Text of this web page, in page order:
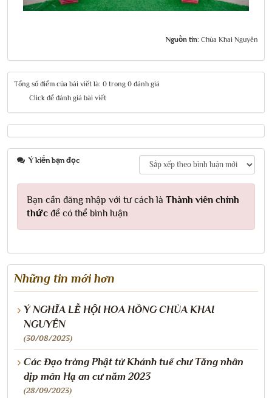
Nguồn tin: Chùa Khai Nguyên
Tổng số điểm của bài viết là: 0 trong 0 đánh giá
Click để đánh giá bài viết
Ý kiến bạn đọc
Bạn cần đăng nhập với tư cách là Thành viên chính
thức để có thể bình luận
Những tin mới hơn
Ý NGHĨA LỄ HỘI HOA HỒNG CHÙA KHAI
NGUYÊN
(30/08/2023)
Các Đạo tràng Phật tử Khánh tuế chư Tăng nhân
dịp mãn Hạ an cư năm 2023
(28/09/2023)